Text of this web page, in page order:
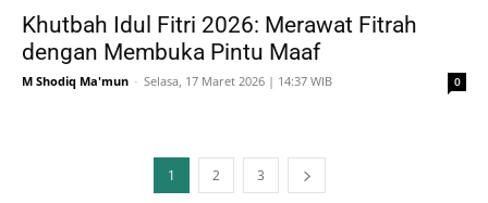
Khutbah Idul Fitri 2026: Merawat Fitrah
dengan Membuka Pintu Maaf
M Shodiq Ma'mun - Selasa, 17 Maret 2026 | 14:37 WIB 0
1 2 3